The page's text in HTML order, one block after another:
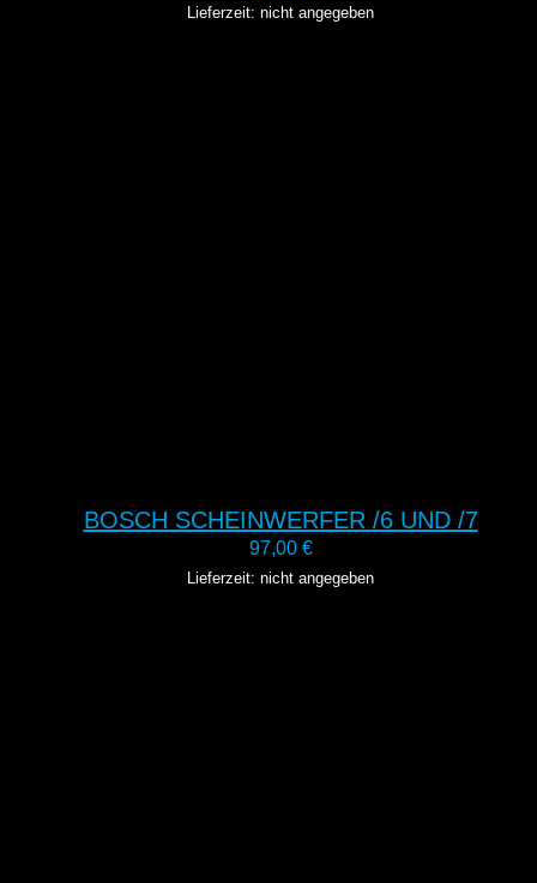
Lieferzeit: nicht angegeben
BOSCH SCHEINWERFER /6 UND /7
97,00 €
Lieferzeit: nicht angegeben